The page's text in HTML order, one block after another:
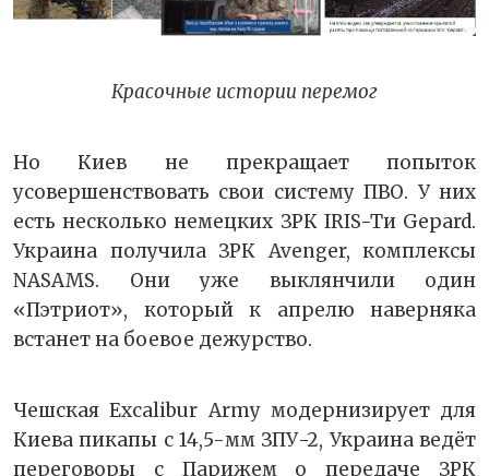
Красочные истории перемог
Но Киев не прекращает попыток
усовершенствовать свои систему ПВО. У них
есть несколько немецких ЗРК IRIS-Tи Gepard.
Украина получила ЗРК Avenger, комплексы
NASAMS. Они уже выклянчили один
«Пэтриот», который к апрелю наверняка
встанет на боевое дежурство.
Чешская Excalibur Army модернизирует для
Киева пикапы с 14,5-мм ЗПУ-2, Украина ведёт
переговоры с Парижем о передаче ЗРК